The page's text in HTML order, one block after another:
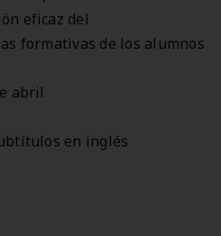
eficaz del
formativas de los alumnos
abril
en inglés